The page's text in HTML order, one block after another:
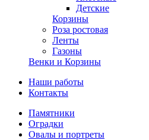
Детские
Корзины
Роза ростовая
Ленты
Газоны
Венки и Корзины
Наши работы
Контакты
Памятники
Оградки
Овалы и портреты